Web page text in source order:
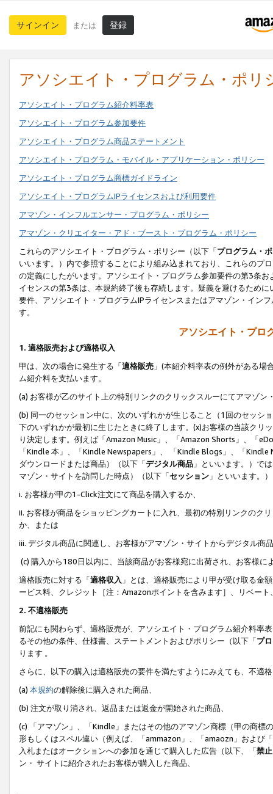
サインイン または 登録
アソシエイト・プログラム・ポリ
アソシエイト・プログラム紹介料率表
アソシエイト・プログラム参加要件
アソシエイト・プログラム商品ステートメント
アソシエイト・プログラム・モバイル・アプリケーション・ポリシー
アソシエイト・プログラム商標ガイドライン
アソシエイト・プログラムIPライセンスおよび利用要件
アマゾン・インフルエンサー・プログラム・ポリシー
アマゾン・クリエイター・アド・ブースト・プログラム・ポリシー
これらのアソシエイト・プログラム・ポリシー（以下「プログラム・
いいます。）内で参照することにより組み込まれており、これらのプ
の定義にしたがいます。アソシエイト・プログラム参加要件の第3条
イセンスの第3条は、本規約終了後も存続します。疑義を避けるため
要件、アソシエイト・プログラムIPライセンスまたはアマゾン・イン
す。
アソシエイト・プロ
1. 適格販売および適格収入
甲は、次の場合に発生する「適格販売 」(本紹介料率表の例外がある
ム紹介料を支払います。
(a) お客様が乙のサイト上の特別リンクのクリックスルーにてアマゾン
(b) 同一のセッション中に、次のいずれかが生じること（1回のセッシ
下のいずれかが最初に生じたときに終了します。(x)お客様の当該ク
り決定します。例えば「Amazon Music」、「Amazon Shorts」、「
「Kindle 本」、「Kindle Newspapers」、 「Kindle Blogs」、「
ダウンロードまたは商品）（以下「デジタル商品 」といいます。）で
マゾン・サイトを訪問した時点）（以下「セッション 」といいます。
i. お客様が甲の1-Click注文にて商品を購入するか、
ii. お客様が商品をショッピングカートに入れ、最初の特別リンクのク
か、または
iii. デジタル商品に関連し、お客様がアマゾン・サイトからデジタル
(c) 購入から180日以内に、当該商品がお客様宛に出荷され、お客様
適格販売に対する「適格収入 」とは、適格販売により甲が受け取る金
ービス料、クレジット［注：Amazonポイントを含みます］、リベー
2. 不適格販売
前記にも関わらず、適格販売が、アソシエイト・プログラム紹介料率
るその他の条件、仕様書、ステートメントおよびポリシー（以下「プ
ります 。
さらに、以下の購入は適格販売の要件を満たすようにみえても、不適
(a) 本規約の解除後に購入された商品、
(b) 注文が取り消され、返品または返金が開始された商品、
(c) 「アマゾン」、「Kindle」またはその他のアマゾン商標（甲の商
形もしくはスペル違い（例えば、「ammazon」、「amaozn」および
入札またはオークションへの参加を通じて購入した広告（以下、「禁
ン・ サイトに紹介されたお客様が購入した商品、